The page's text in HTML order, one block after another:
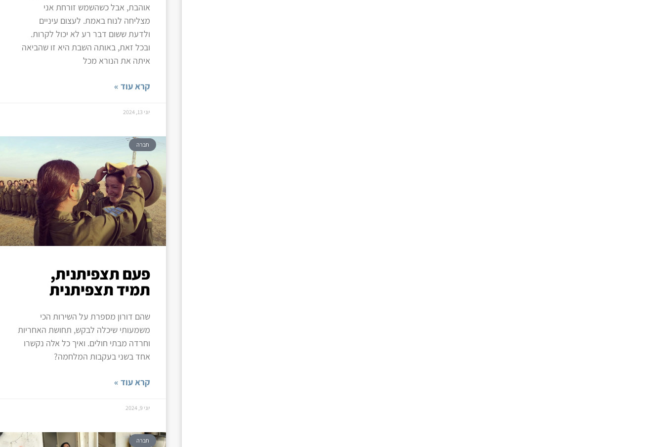
אוהבת, אבל כשהשמש זורחת אני
מצליחה לנוח באמת. לעצום עיניים
ולדעת ששום דבר רע לא יכול לקרות.
ובכל זאת, באותה השבת היא זו שהביאה
איתה את הנורא מכל
קרא עוד »
יוני 13, 2024
חברה
פעם תצפיתנית,
תמיד תצפיתנית
שהם דורון מספרת על השירות הכי
משמעותי שיכלה לבקש, תחושת האחריות
וחרדה מבתי חולים. ואיך כל אלה נקשרו
אחד בשני בעקבות המלחמה?
קרא עוד »
יוני 9, 2024
חברה